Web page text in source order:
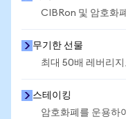
CIBRon 및 암호화
무기한 선물
최대 50배 레버리
스테이킹
암호화폐를 운용하